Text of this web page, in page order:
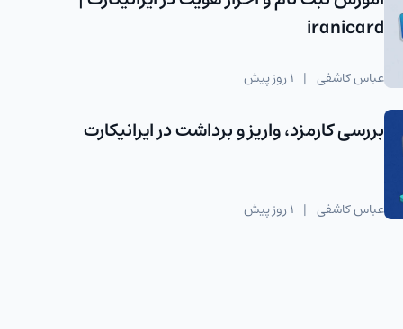
iranicard
عباس کاشفی | 1 روز پیش
بررسی کارمزد، واریز و برداشت در ایرانیکارت
عباس کاشفی | 1 روز پیش